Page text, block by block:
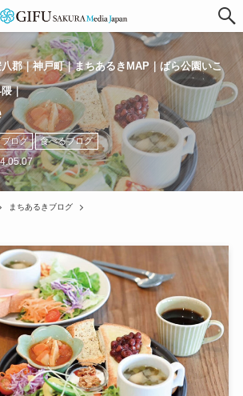
郡｜神戸町｜まちあるきMAP｜ばら公園いこ
｜
ブログ 食べるブログ
まちあるきブログ